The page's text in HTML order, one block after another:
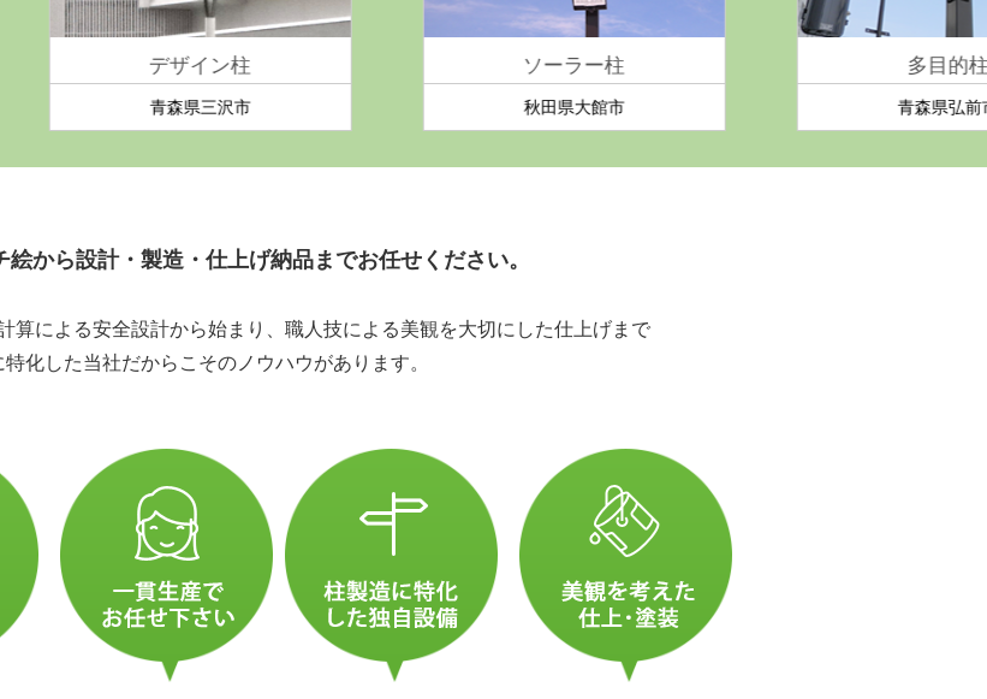
から設計・製造・仕上げ納品までお任せください。
算による安全設計から始まり、職人技による美観を大切にした仕上げまで
化した当社だからこそのノウハウがあります。